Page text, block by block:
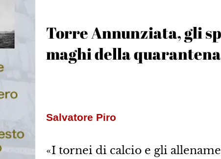
Torre Annunziata, gli
maghi della
Salvatore Piro
«I tornei di calcio e gli